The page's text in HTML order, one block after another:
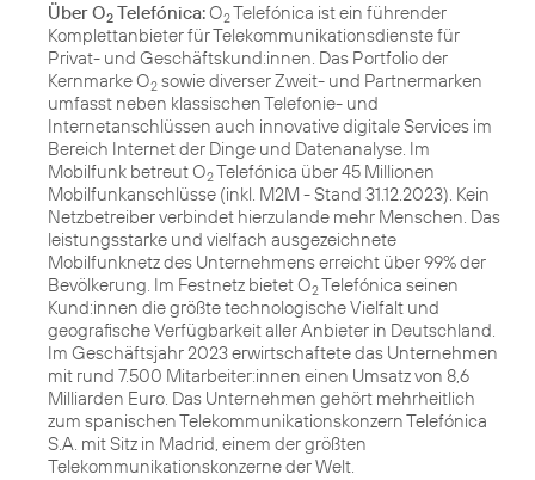
Über O2 Telefónica:O2Telefónica ist ein führender
Komplettanbieter für Telekommunikationsdienste für
Privat- und Geschäftskund:innen. Das Portfolio der
Kernmarke O2 sowie diverser Zweit- und Partnermarken
umfasst neben klassischen Telefonie- und
Internetanschlüssen auch innovative digitale Services im
Bereich Internet der Dinge und Datenanalyse. Im
Mobilfunk betreut O2Telefónica über 45 Millionen
Mobilfunkanschlüsse (inkl. M2M - Stand 31.12.2023). Kein
Netzbetreiber verbindet hierzulande mehr Menschen. Das
leistungsstarke und vielfach ausgezeichnete
Mobilfunknetz des Unternehmens erreicht über 99% der
Bevölkerung. Im Festnetz bietet O2Telefónica seinen
Kund:innen die größte technologische Vielfalt und
geografische Verfügbarkeit aller Anbieter in Deutschland.
Im Geschäftsjahr 2023 erwirtschaftete das Unternehmen
mit rund 7.500 Mitarbeiter:innen einen Umsatz von 8,6
Milliarden Euro. Das Unternehmen gehört mehrheitlich
zum spanischen Telekommunikationskonzern Telefónica
S.A. mit Sitz in Madrid, einem der größten
Telekommunikationskonzerne der Welt.